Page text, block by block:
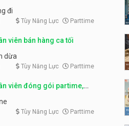
đi
Tùy Năng Lực Parttime
viên bán hàng ca tối
dừa
Tùy Năng Lực Parttime
viên đóng gói partime,
Tùy Năng Lực Parttime